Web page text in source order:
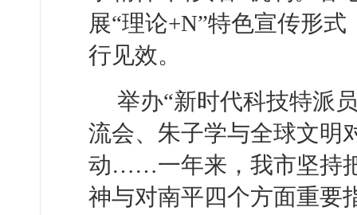
展“理论+N”特色宣传形
行见效。
举办“新时代科技特派
流会、朱子学与全球文明
动……一年来，我市坚持
神与对南平四个方面重要